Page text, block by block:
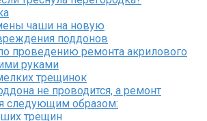
чаши на новую
поддонов
проведению ремонта акрилового
руками
трещинок
не проводится, а ремонт
следующим образом:
трещин